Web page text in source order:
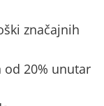
značajnih
20% unutar